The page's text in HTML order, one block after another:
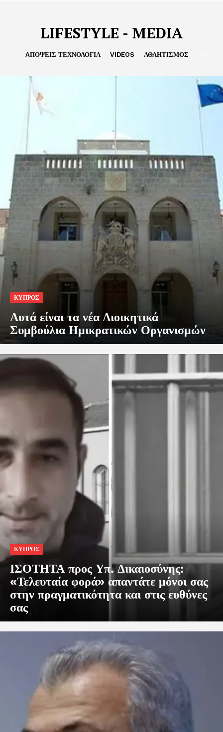
LIFESTYLE - MEDIA
AΠΌΨΕΙΣ ΤΕΧΝΟΛΟΓΙΑ VIDEOS ΑΘΛΗΤΙΣΜΟΣ
ΚΥΠΡΟΣ
Αυτά είναι τα νέα Διοικητικά
Συμβούλια Ημικρατικών Οργανισμών
ΚΥΠΡΟΣ
ΙΣΟΤΗΤΑ προς Υπ. Δικαιοσύνης:
«Τελευταία φορά» απαντάτε μόνοι σας
στην πραγματικότητα και στις ευθύνες
σας